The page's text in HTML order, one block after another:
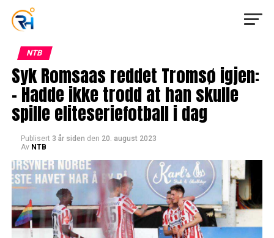
NTB
Syk Romsaas reddet Tromsø igjen:
– Hadde ikke trodd at han skulle
spille eliteseriefotball i dag
Publisert 3 år siden den 20. august 2023
Av NTB